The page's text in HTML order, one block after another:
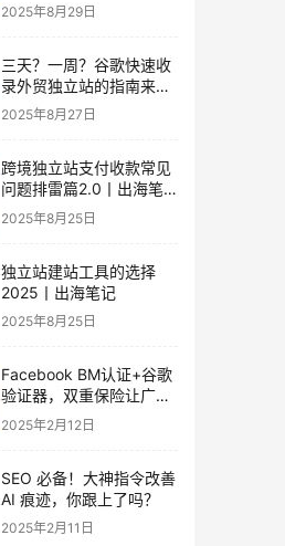
2025年8月29日
三天？一周？谷歌快速收
录外贸独立站的指南来
了！丨出海笔记
2025年8月27日
跨境独立站支付收款常见
问题排雷篇2.0丨出海笔
记
2025年8月25日
独立站建站工具的选择
2025丨出海笔记
2025年8月25日
Facebook BM认证+谷歌
验证器，双重保险让广告
投手账号稳如泰山
2025年2月12日
SEO 必备！大神指令改善
AI 痕迹，你跟上了吗？
2025年2月11日